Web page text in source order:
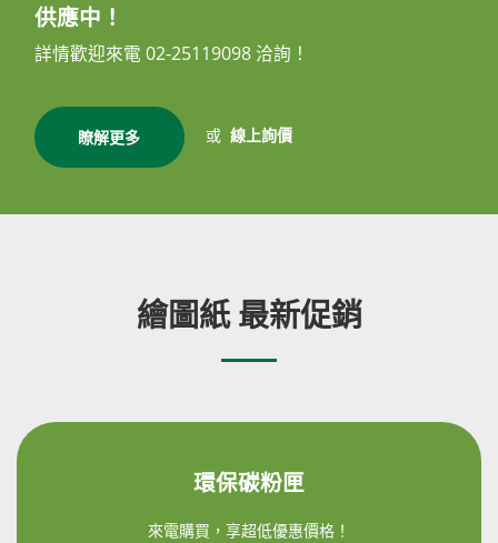
供應中！
詳情歡迎來電 02-25119098 洽詢！
瞭解更多 或 線上詢價
繪圖紙 最新促銷
環保碳粉匣
來電購買，享超低優惠價格！